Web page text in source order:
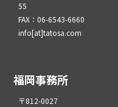
55
FAX：06-6543-6660
info[at]tatosa.com
福岡事務所
〒812-0027